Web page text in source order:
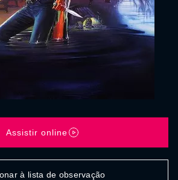
Assistir online
à lista de observação